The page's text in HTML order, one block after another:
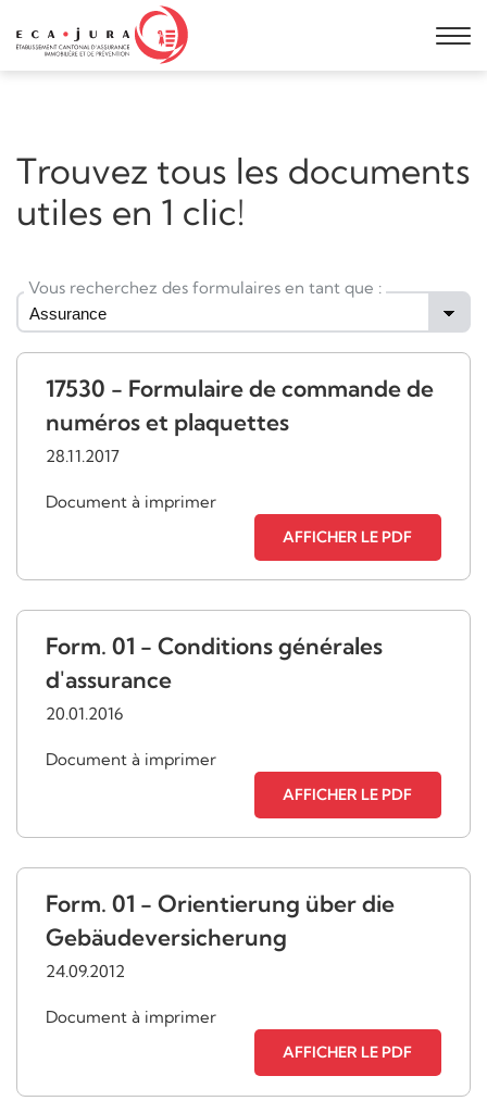
Trouvez tous les documents
utiles en 1 clic!
Vous recherchez des formulaires en tant que :
17530 - Formulaire de commande de
numéros et plaquettes
28.11.2017
Document à imprimer
AFFICHER LE PDF
Form. 01 - Conditions générales
d'assurance
20.01.2016
Document à imprimer
AFFICHER LE PDF
Form. 01 - Orientierung über die
Gebäudeversicherung
24.09.2012
Document à imprimer
AFFICHER LE PDF